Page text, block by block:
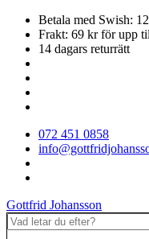
Betala med Swish:
Frakt: 69 kr för upp
14 dagars returrätt
072 451 0858
Gottfrid Johansson